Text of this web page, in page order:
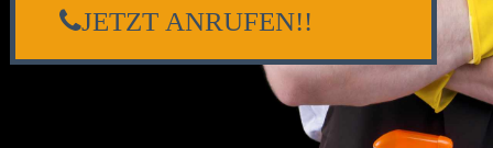
JETZT ANRUFEN!!